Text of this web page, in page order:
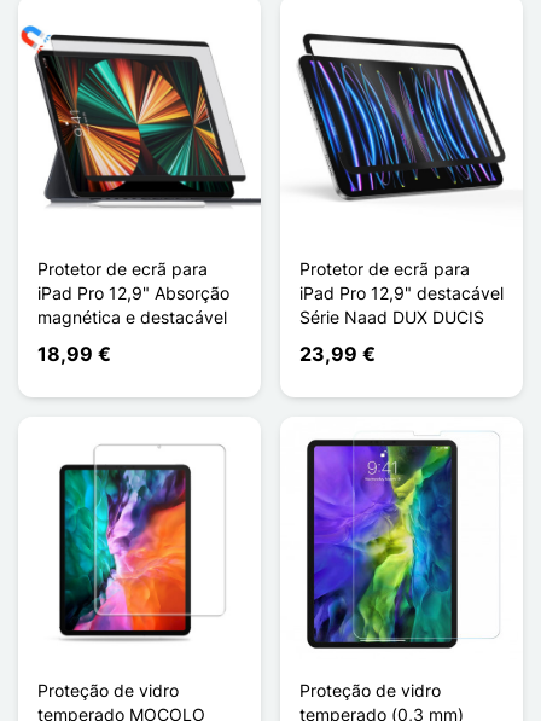
Protetor de ecrã para
iPad Pro 12,9" Absorção
magnética e destacável
18,99 €
Protetor de ecrã para
iPad Pro 12,9" destacável
Série Naad DUX DUCIS
23,99 €
Proteção de vidro
temperado MOCOLO
Proteção de vidro
temperado (0,3 mm)